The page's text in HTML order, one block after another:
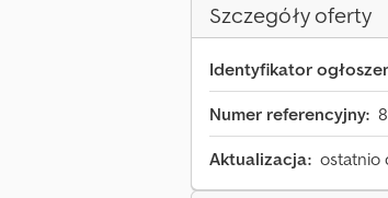
Szczegóły oferty
Identyfikator
Numer referencyjny:
Aktualizacja: ostatnio